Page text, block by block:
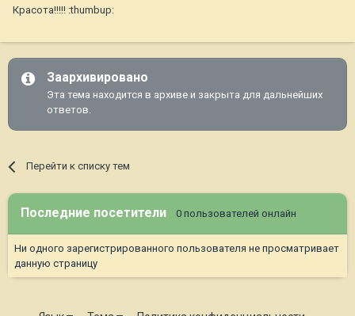
Красота!!!!! :thumbup:
Заархивировано
Эта тема находится в архиве и закрыта для дальнейших
ответов.
Перейти к списку тем
Последние посетители 0 пользователей онлайн
Ни одного зарегистрированного пользователя не просматривает
данную страницу